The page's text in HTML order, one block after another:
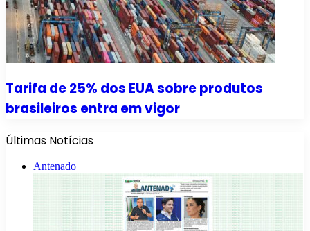
Tarifa de 25% dos EUA sobre produtos
brasileiros entra em vigor
Últimas Notícias
Antenado